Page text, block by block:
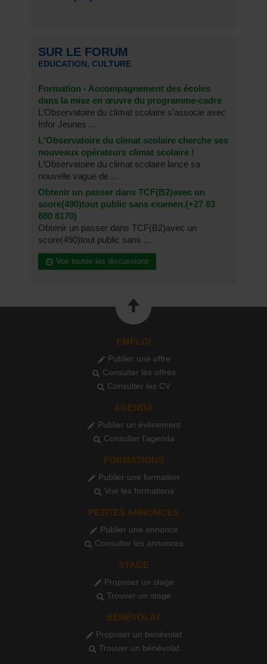
SUR LE FORUM
EDUCATION, CULTURE
Formation - Accompagnement des écoles
dans la mise en œuvre du programme-cadre
L’Observatoire du climat scolaire s’associe avec
Infor Jeunes ...
L'Observatoire du climat scolaire cherche ses
nouveaux opérateurs climat scolaire !
L’Observatoire du climat scolaire lance sa
nouvelle vague de ...
Obtenir un passer dans TCF(B2)avec un
score(490)tout public sans examen.(+27 83
880 8170)
Obtenir un passer dans TCF(B2)avec un
score(490)tout public sans ...
Voir toutes les discussions
EMPLOI
Publier une offre
Consulter les offres
Consulter les CV
AGENDA
Publier un événement
Consulter l'agenda
FORMATIONS
Publier une formation
Voir les formations
PETITES ANNONCES
Publier une annonce
Consulter les annonces
STAGE
Proposer un stage
Trouver un stage
BÉNÉVOLAT
Proposer un bénévolat
Trouver un bénévolat